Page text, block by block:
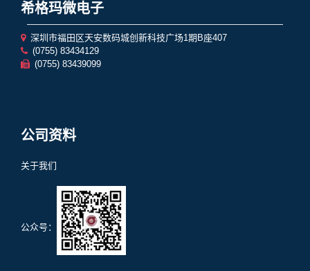
希格玛微电子
深圳市福田区天安数码城创新科技广场1期B座407
(0755) 83434129
(0755) 83439099
公司资料
关于我们
公众号：